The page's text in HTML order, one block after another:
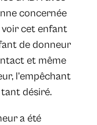
concernée
voir cet enfant
de donneur
et même
l’empêchant
désiré.
a été